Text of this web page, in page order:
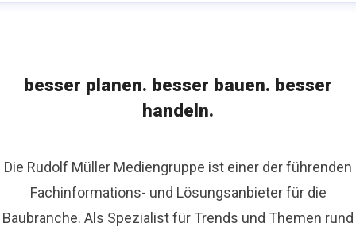
besser planen. besser bauen. besser
handeln.
Die Rudolf Müller Mediengruppe ist einer der führenden
Fachinformations- und Lösungsanbieter für die
Baubranche. Als Spezialist für Trends und Themen rund